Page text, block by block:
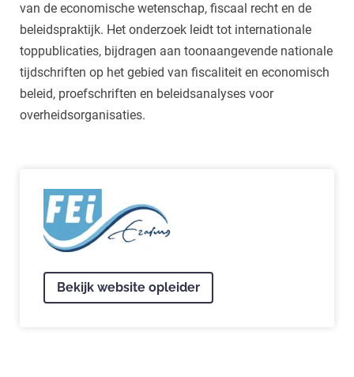
van de economische wetenschap, fiscaal recht en de
beleidspraktijk. Het onderzoek leidt tot internationale
toppublicaties, bijdragen aan toonaangevende nationale
tijdschriften op het gebied van fiscaliteit en economisch
beleid, proefschriften en beleidsanalyses voor
overheidsorganisaties.
Bekijk website opleider